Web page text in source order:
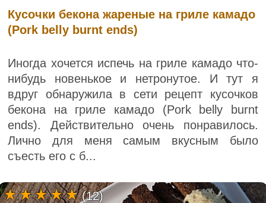
Кусочки бекона жареные на гриле камадо
(Pork belly burnt ends)
Иногда хочется испечь на гриле камадо что-
нибудь новенькое и нетронутое. И тут я
вдруг обнаружила в сети рецепт кусочков
бекона на гриле камадо (Pork belly burnt
ends). Действительно очень понравилось.
Лично для меня самым вкусным было
съесть его с б...
(12)